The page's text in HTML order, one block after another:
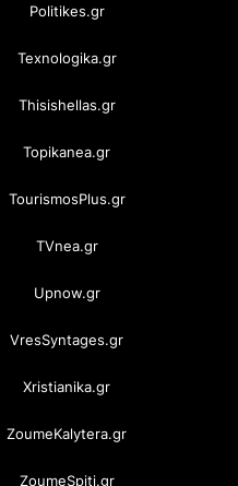
Politikes.gr
Texnologika.gr
Thisishellas.gr
Topikanea.gr
TourismosPlus.gr
TVnea.gr
Upnow.gr
VresSyntages.gr
Xristianika.gr
ZoumeKalytera.gr
ZoumeSpiti.gr